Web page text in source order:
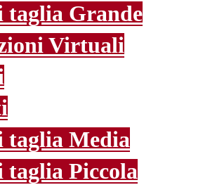
taglia Grande
Virtuali
taglia Media
taglia Piccola